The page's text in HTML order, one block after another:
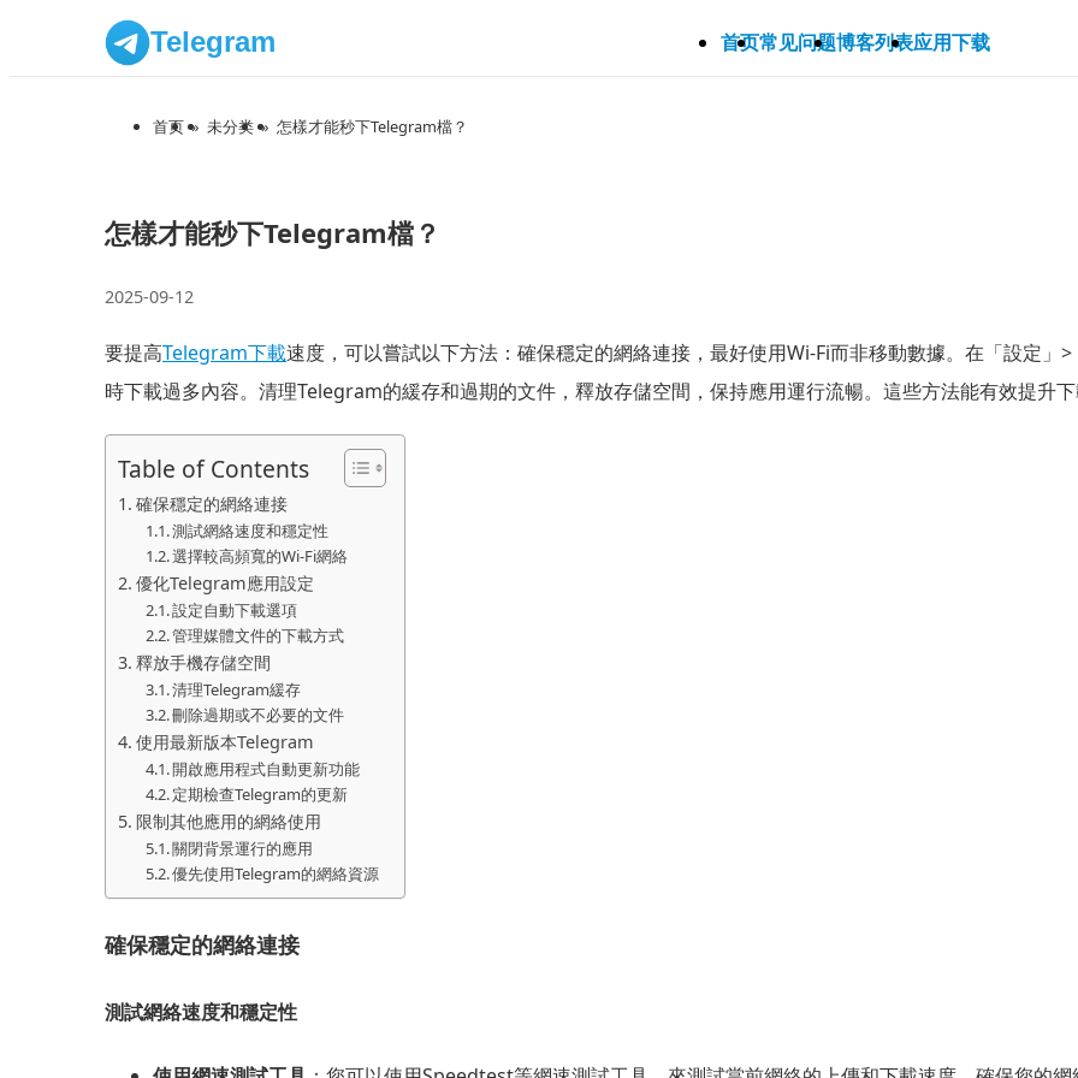
Telegram 首页常见问题博客列表应用下载
首页 » 未分类 » 怎樣才能秒下Telegram檔？
怎樣才能秒下Telegram檔？
2025-09-12
要提高Telegram下載速度，可以嘗試以下方法：確保穩定的網絡連接，最好使用Wi-Fi而非移動數據。在「設定」
時下載過多內容。清理Telegram的緩存和過期的文件，釋放存儲空間，保持應用運行流暢。這些方法能有效提升下
Table of Contents
確保穩定的網絡連接
測試網絡速度和穩定性
選擇較高頻寬的Wi-Fi網絡
優化Telegram應用設定
設定自動下載選項
管理媒體文件的下載方式
釋放手機存儲空間
清理Telegram緩存
刪除過期或不必要的文件
使用最新版本Telegram
開啟應用程式自動更新功能
定期檢查Telegram的更新
限制其他應用的網絡使用
關閉背景運行的應用
優先使用Telegram的網絡資源
確保穩定的網絡連接
測試網絡速度和穩定性